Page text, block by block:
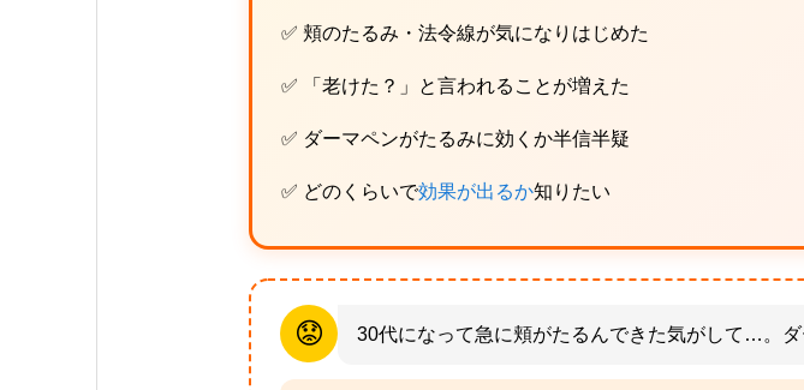
✅ 頬のたるみ・法令線が気になりはじめた
✅ 「老けた？」と言われることが増えた
✅ ダーマペンがたるみに効くか半信半疑
✅ どのくらいで効果が出るか知りたい
😟 30代になって急に頬がたるんできた気がして…。